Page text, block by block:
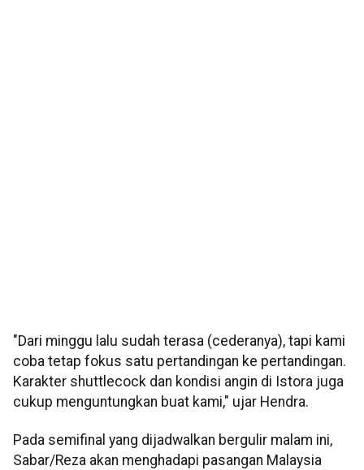
"Dari minggu lalu sudah terasa (cederanya), tapi kami
coba tetap fokus satu pertandingan ke pertandingan.
Karakter shuttlecock dan kondisi angin di Istora juga
cukup menguntungkan buat kami," ujar Hendra.
Pada semifinal yang dijadwalkan bergulir malam ini,
Sabar/Reza akan menghadapi pasangan Malaysia